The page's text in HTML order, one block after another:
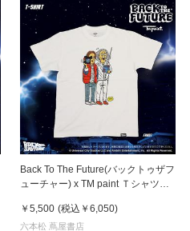
Back To The Future(バックトゥザフ
ューチャー) x TM paint Ｔシャツ
￥5,500 (税込 ￥6,050)
六本松 蔦屋書店